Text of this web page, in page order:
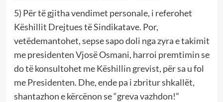
5) Për të gjitha vendimet personale, i referohet
Këshillit Drejtues të Sindikatave. Por,
vetëdemantohet, sepse sapo doli nga zyra e takimit
me presidenten Vjosë Osmani, harroi premtimin se
do të konsultohet me Këshillin grevist, për sa u fol
me Presidenten. Dhe, ende pa i zbritur shkallët,
shantazhon e kërcënon se “greva vazhdon!”